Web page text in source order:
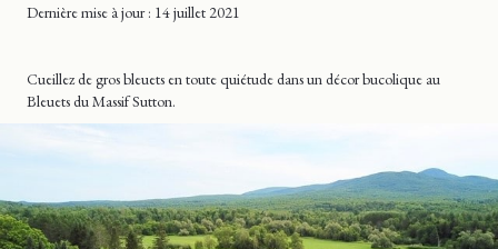
Dernière mise à jour: 14 juillet 2021
Cueillez de gros bleuets en toute quiétude dans un décor bucolique au
Bleuets du Massif Sutton.